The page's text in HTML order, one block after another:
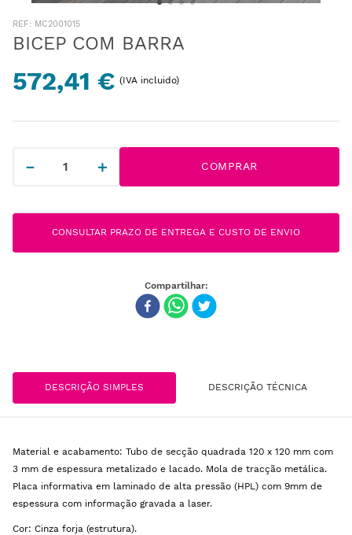
: MC2001015
BICEP COM BARRA
572,41 € (IVA incluido)
＋
－ COMPRAR
CONSULTAR PRAZO DE ENTREGA E CUSTO DE ENVIO
DESCRIÇÃO SIMPLES DESCRIÇÃO TÉCNICA
Material e acabamento: Tubo de secção quadrada 120 x 120 mm com
3 mm de espessura metalizado e lacado. Mola de tracção metálica.
Placa informativa em laminado de alta pressão (HPL) com 9mm de
espessura com informação gravada a laser.
Cor: Cinza forja (estrutura).